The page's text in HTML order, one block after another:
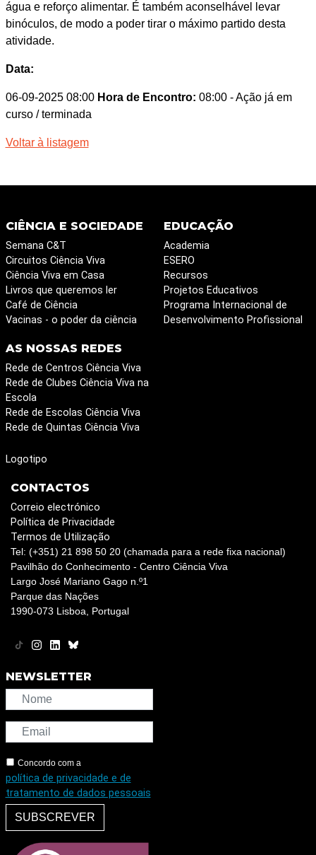
água e reforço alimentar. É também aconselhável levar
binóculos, de modo a poder tirar o máximo partido desta
atividade.
Data:
06-09-2025 08:00 Hora de Encontro: 08:00 - Ação já em
curso / terminada
Voltar à listagem
CIÊNCIA E SOCIEDADE
Semana C&T
Circuitos Ciência Viva
Ciência Viva em Casa
Livros que queremos ler
Café de Ciência
Vacinas - o poder da ciência
EDUCAÇÃO
Academia
ESERO
Recursos
Projetos Educativos
Programa Internacional de
Desenvolvimento Profissional
AS NOSSAS REDES
Rede de Centros Ciência Viva
Rede de Clubes Ciência Viva na
Escola
Rede de Escolas Ciência Viva
Rede de Quintas Ciência Viva
Logotipo
CONTACTOS
Correio electrónico
Política de Privacidade
Termos de Utilização
Tel: (+351) 21 898 50 20 (chamada para a rede fixa nacional)
Pavilhão do Conhecimento - Centro Ciência Viva
Largo José Mariano Gago n.º1
Parque das Nações
1990-073 Lisboa, Portugal
NEWSLETTER
Concordo com a
política de privacidade e de
tratamento de dados pessoais
SUBSCREVER